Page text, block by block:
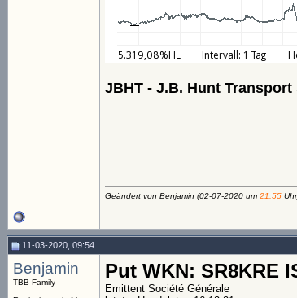
JBHT - J.B. Hunt Transport
Geändert von Benjamin (02-07-2020 um 21:55
11-03-2020, 09:54
Benjamin
TBB Family
Put WKN: SR8KRE
Emittent Société Générale